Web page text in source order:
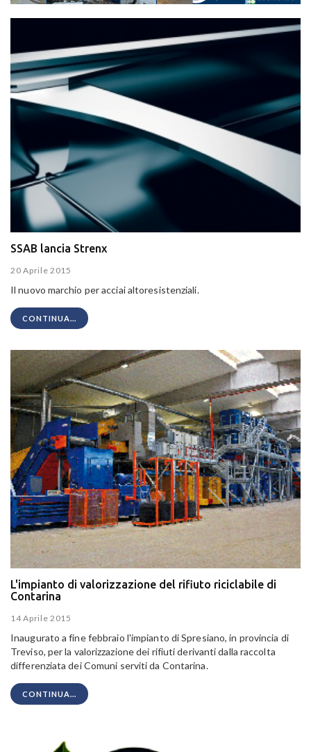
SSAB lancia Strenx
20 Aprile 2015
Il nuovo marchio per acciai altoresistenziali.
CONTINUA...
L'impianto di valorizzazione del rifiuto riciclabile di
Contarina
14 Aprile 2015
Inaugurato a fine febbraio l'impianto di Spresiano, in provincia di
Treviso, per la valorizzazione dei rifiuti derivanti dalla raccolta
differenziata dei Comuni serviti da Contarina.
CONTINUA...